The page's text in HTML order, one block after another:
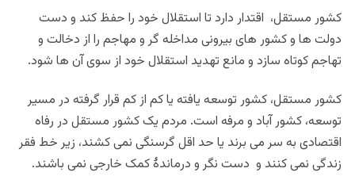
کشور مستقل، اقتدار دارد تا استقلال خود را حفظ کند و دست
دولت ها و کشور های بیرونی مداخله گر و مهاجم را از دخالت و
تهاجم کوتاه سازد و مانع تهدید استقلال خود از سوی آن ها شود.
کشور مستقل، کشور توسعه یافته یا کم از کم قرار گرفته در مسیر
توسعه، کشور آباد و مرفه است. مردم یک کشور مستقل در رفاه
اقتصادی به سر می برند یا حد اقل گرسنگی نمی کشند، زیر خط فقر
زندگی نمی کنند و دست نگر و درماندۀ کمک خارجی نمی باشند.